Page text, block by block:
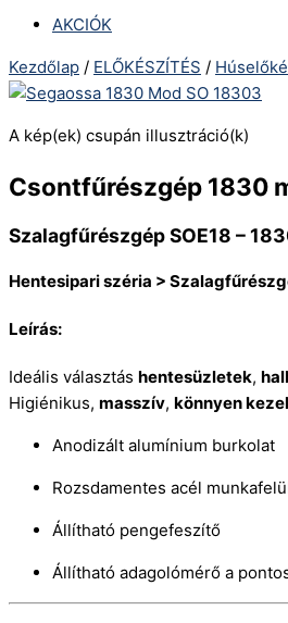
AKCIÓK
Kezdőlap / ELŐKÉSZÍTÉS /
A kép(ek) csupán illusztráció(k)
Csontfűrészgép 1830
Szalagfűrészgép SOE18 –
Hentesipari széria >
Leírás:
Ideális választás hentesüzletek,
Higiénikus, masszív, könnyen
Anodizált alumínium burkolat
Rozsdamentes acél
Állítható pengefeszítő
Állítható adagolómérő a